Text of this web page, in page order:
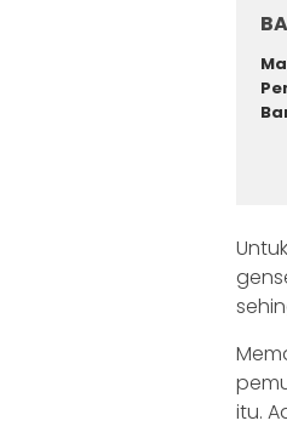
itu.